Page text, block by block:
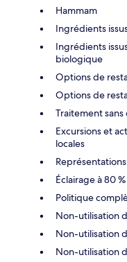
Hammam
Ingrédients
Ingrédients
biologique
Options de
Options de
Traitement
Excursions et
locales
Éclairage à 80
Politique
Non-utilisation
Non-utilisation
Non-utilisation